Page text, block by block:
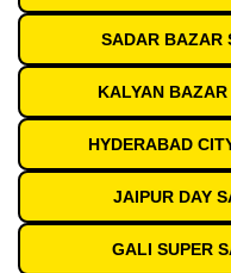
SADAR BAZAR
KALYAN
HYDERABAD
JAIPUR DAY
GALI SUPER